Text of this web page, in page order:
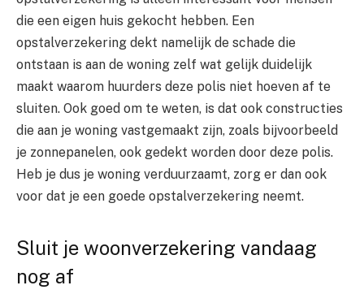
die een eigen huis gekocht hebben. Een
opstalverzekering dekt namelijk de schade die
ontstaan is aan de woning zelf wat gelijk duidelijk
maakt waarom huurders deze polis niet hoeven af te
sluiten. Ook goed om te weten, is dat ook constructies
die aan je woning vastgemaakt zijn, zoals bijvoorbeeld
je zonnepanelen, ook gedekt worden door deze polis.
Heb je dus je woning verduurzaamt, zorg er dan ook
voor dat je een goede opstalverzekering neemt.
Sluit je woonverzekering vandaag
nog af